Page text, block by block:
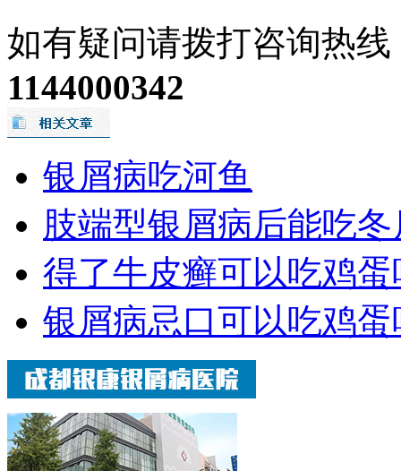
如有疑问请拨打咨询热线
1144000342
银屑病吃河鱼
肢端型银屑病后能吃
得了牛皮癣可以吃鸡蛋
银屑病忌口可以吃鸡蛋